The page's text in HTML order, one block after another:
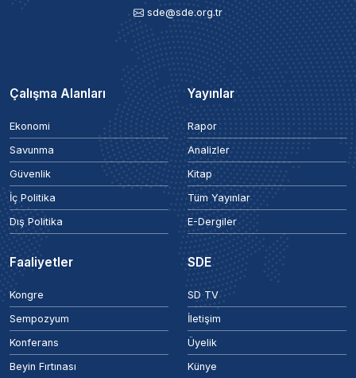
sde@sde.org.tr
Çalışma Alanları
Ekonomi
Savunma
Güvenlik
İç Politika
Dış Politika
Yayınlar
Rapor
Analizler
Kitap
Tüm Yayınlar
E-Dergiler
Faaliyetler
Kongre
Sempozyum
Konferans
Beyin Fırtınası
SDE
SD TV
İletişim
Üyelik
Künye